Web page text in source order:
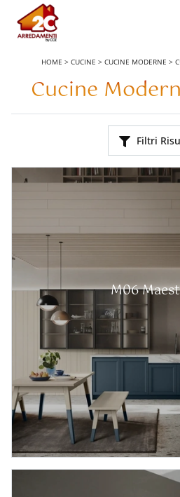
HOME > CUCINE > CUCINE MODERNE >
Cucine
Filtri
M06